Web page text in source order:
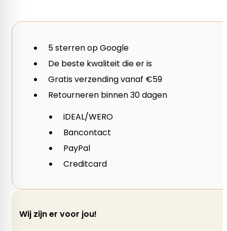
Herfst, Winter
5 sterren op Google
De beste kwaliteit die er is
Gratis verzending vanaf €59
Retourneren binnen 30 dagen
iDEAL/WERO
Bancontact
PayPal
Creditcard
Wij zijn er voor jou!